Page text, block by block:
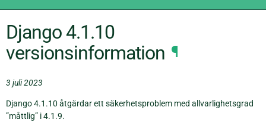
Django 4.1.10
versionsinformation ¶
3 juli 2023
Django 4.1.10 åtgärdar ett säkerhetsproblem med allvarlighetsgrad
”måttlig” i 4.1.9.